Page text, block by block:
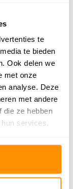
te
te bieden
Ook delen we
met onze
analyse. Deze
met andere
die ze hebben
services.